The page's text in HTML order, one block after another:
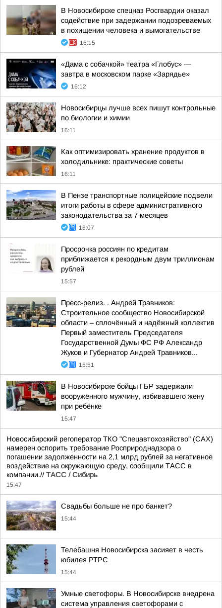
В Новосибирске спецназ Росгвардии оказал
содействие при задержании подозреваемых
в похищении человека и вымогательстве
16:15
«Дама с собачкой» театра «Глобус» —
завтра в московском парке «Зарядье»
16:12
Новосибирцы лучше всех пишут контрольные
по биологии и химии
16:11
Как оптимизировать хранение продуктов в
холодильнике: практические советы
16:11
В Пензе транспортные полицейские подвели
итоги работы в сфере административного
законодательства за 7 месяцев
16:07
Просрочка россиян по кредитам
приближается к рекордным двум триллионам
рублей
15:57
Пресс-релиз. . Андрей Травников:
Строительное сообщество Новосибирской
области – сплочённый и надёжный коллектив
Первый заместитель Председателя
Государственной Думы ФС РФ Александр
Жуков и Губернатор Андрей Травников...
15:51
В Новосибирске бойцы ГБР задержали
вооружённого мужчину, избивавшего жену
при ребёнке
15:47
Новосибирский регоператор ТКО "Спецавтохозяйство" (САХ)
намерен оспорить требование Росприроднадзора о
погашении задолженности на 2,1 млрд рублей за негативное
воздействие на окружающую среду, сообщили ТАСС в
компании.// ТАСС / Сибирь
15:47
Свадьбы больше не про банкет?
15:44
Телебашня Новосибирска засияет в честь
юбилея РТРС
15:44
Умные светофоры. В Новосибирске внедрена
система управления светофорами с